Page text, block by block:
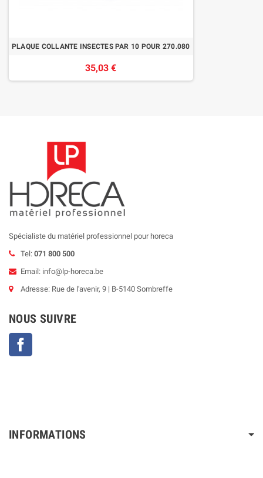
PLAQUE COLLANTE INSECTES PAR 10 POUR 270.080
35,03 €
Spécialiste du matériel professionnel pour horeca
Tel: 071 800 500
Email: info@lp-horeca.be
Adresse: Rue de l'avenir, 9 | B-5140 Sombreffe
NOUS SUIVRE
INFORMATIONS